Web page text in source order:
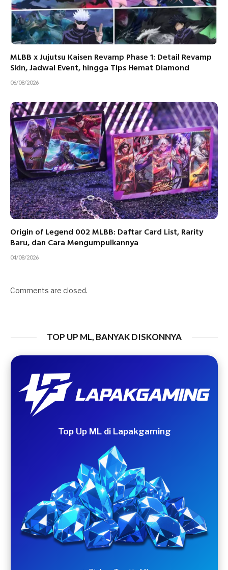
MLBB x Jujutsu Kaisen Revamp Phase 1: Detail Revamp
Skin, Jadwal Event, hingga Tips Hemat Diamond
06/08/2026
Origin of Legend 002 MLBB: Daftar Card List, Rarity
Baru, dan Cara Mengumpulkannya
04/08/2026
Comments are closed.
TOP UP ML, BANYAK DISKONNYA
Top Up ML di Lapakgaming